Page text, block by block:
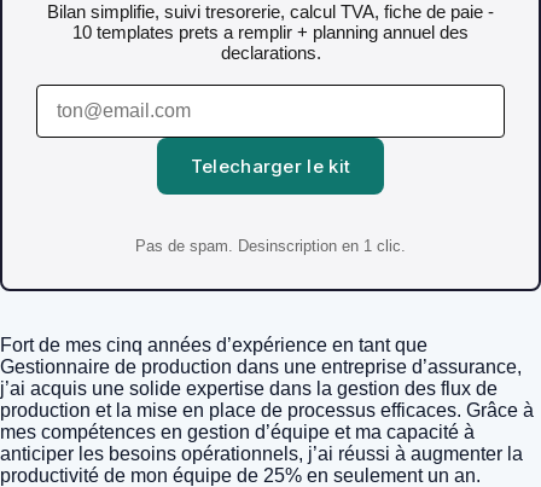
Bilan simplifie, suivi tresorerie, calcul TVA, fiche de paie -
10 templates prets a remplir + planning annuel des
declarations.
Telecharger le kit
Pas de spam. Desinscription en 1 clic.
Fort de mes cinq années d’expérience en tant que
Gestionnaire de production dans une entreprise d’assurance,
j’ai acquis une solide expertise dans la gestion des flux de
production et la mise en place de processus efficaces. Grâce à
mes compétences en gestion d’équipe et ma capacité à
anticiper les besoins opérationnels, j’ai réussi à augmenter la
productivité de mon équipe de 25% en seulement un an.